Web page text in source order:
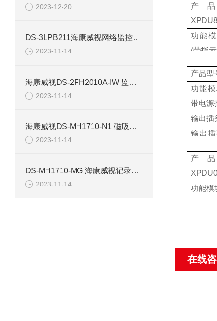
2023-12-20
DS-3LPB211海康威视网络监控安防配件
2023-11-14
海康威视DS-2FH2010A-IW 监控摄像机配件
2023-11-14
海康威视DS-MH1710-N1 磁吸背夹记录仪配件
2023-11-14
DS-MH1710-MG 海康威视记录仪磁吸背夹配件
2023-11-14
输出
五孔
产
功能
(带指示
输出插
输出
座
产品型
功能
带电源
输出插
输出
产
功能模
五孔
在线